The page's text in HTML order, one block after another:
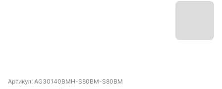
Артикул: AG30140BMH-S80BM-S80BM